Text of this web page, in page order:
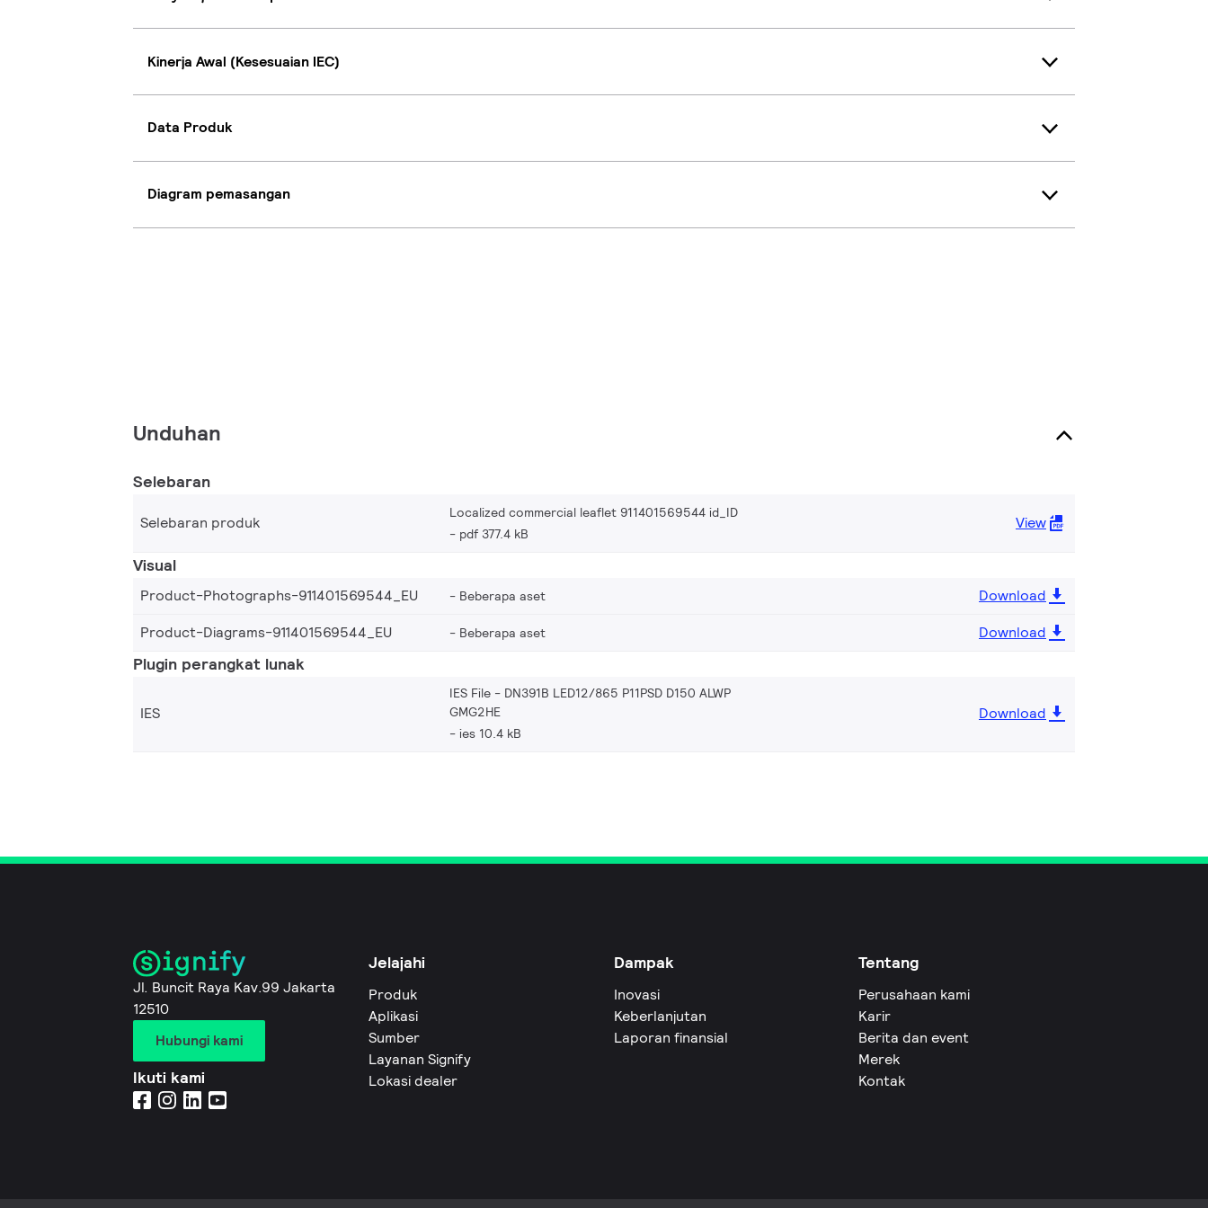
Kinerja Awal (Kesesuaian IEC)
Data Produk
Diagram pemasangan
Unduhan
Selebaran
Selebaran produk
Localized commercial leaflet 911401569544 id_ID
pdf 377.4 kB
View
Visual
Product-Photographs-911401569544_EU Beberapa aset
Download
Product-Diagrams-911401569544_EU
Beberapa aset Download
Plugin perangkat lunak
IES
IES File - DN391B LED12/865 P11PSD D150 ALWP
GMG2HE
ies 10.4 kB
Download
Jl. Buncit Raya Kav.99 Jakarta
12510
Hubungi kami
Ikuti kami
Jelajahi
Produk
Aplikasi
Sumber
Layanan Signify
Lokasi dealer
Dampak
Inovasi
Keberlanjutan
Laporan finansial
Tentang
Perusahaan kami
Karir
Berita dan event
Merek
Kontak